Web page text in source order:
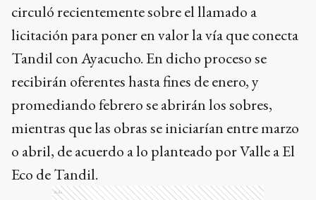
circuló recientemente sobre el llamado a
licitación para poner en valor la vía que conecta
Tandil con Ayacucho. En dicho proceso se
recibirán oferentes hasta fines de enero, y
promediando febrero se abrirán los sobres,
mientras que las obras se iniciarían entre marzo
o abril, de acuerdo a lo planteado por Valle a El
Eco de Tandil.
Ads